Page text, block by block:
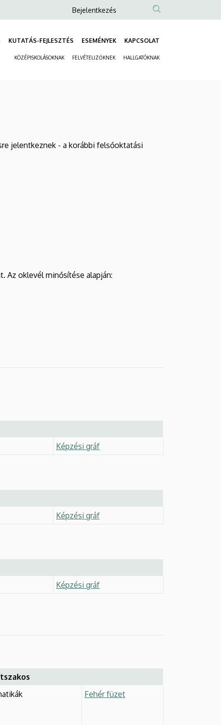
Anonim
fiók
menüje
Bejelentkezés
KUTATÁS-FEJLESZTÉS ESEMÉNYEK KAPCSOLAT
KÖZÉPISKOLÁSOKNAK FELVÉTELIZŐKNEK HALLGATÓKNAK
jelentkeznek - a korábbi felsőoktatási
Az oklevél minősítése alapján:
Képzési gráf
Képzési gráf
Képzési gráf
Fehér füzet